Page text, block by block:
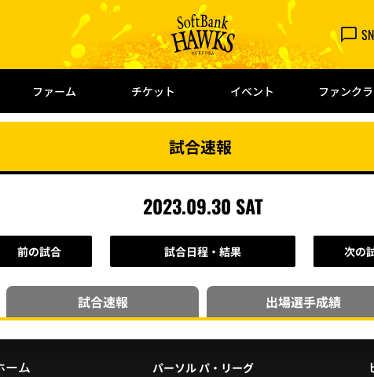
ファーム チケット イベント ファンク
試合速報
2023.09.30 SAT
前の試合 試合日程・結果 次の
試合速報 出場選手成績
パーソル パ・リーグ
ーム